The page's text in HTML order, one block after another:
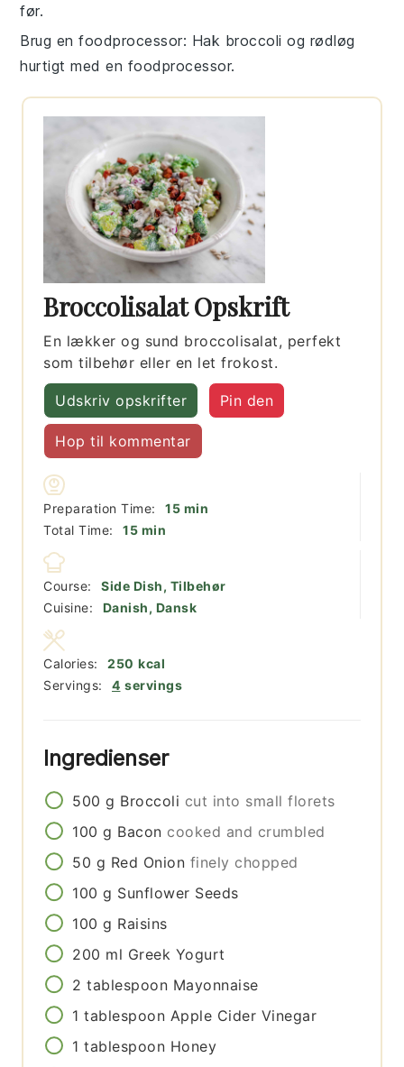
før.
Brug en foodprocessor: Hak broccoli og rødløg
hurtigt med en foodprocessor.
Broccolisalat Opskrift
En lækker og sund broccolisalat, perfekt
som tilbehør eller en let frokost.
Udskriv opskrifter Pin den
Hop til kommentar
Preparation Time: 15minutter
min
Total Time:
15minutter
min
Course:
Side Dish, Tilbehør
Cuisine:
Danish, Dansk
Servings: 4 servings
Calories: 250 kcal
Ingredienser
500 g Broccoli cut into small florets
100 g Bacon cooked and crumbled
50 g Red Onion finely chopped
100 g Sunflower Seeds
100 g Raisins
200 ml Greek Yogurt
2 tablespoon Mayonnaise
1 tablespoon Apple Cider Vinegar
1 tablespoon Honey